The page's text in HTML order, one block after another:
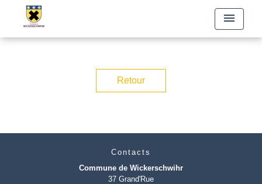
menu
Retour
Contacts
Commune de Wickerschwihr
37 Grand'Rue